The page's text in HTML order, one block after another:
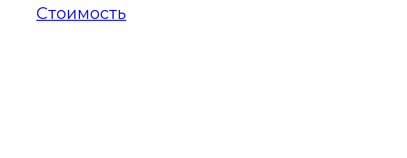
Стоимость